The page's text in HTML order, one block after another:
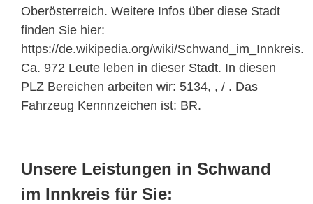
Oberösterreich. Weitere Infos über diese Stadt
finden Sie hier:
https://de.wikipedia.org/wiki/Schwand_im_Innkreis.
Ca. 972 Leute leben in dieser Stadt. In diesen
PLZ Bereichen arbeiten wir: 5134, , / . Das
Fahrzeug Kennnzeichen ist: BR.
Unsere Leistungen in Schwand
im Innkreis für Sie: